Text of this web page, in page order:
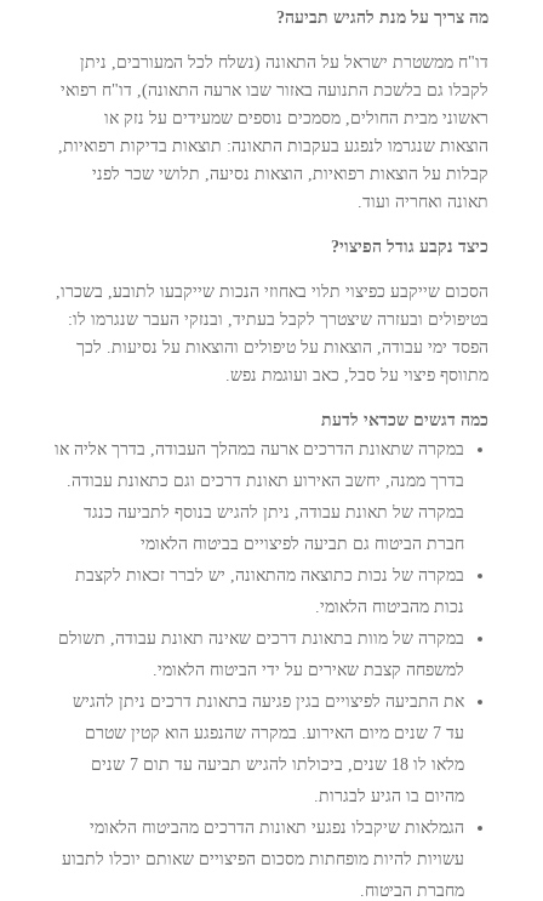
מה צריך על מנת להגיש תביעה?
דו"ח ממשטרת ישראל על התאונה (נשלח לכל המעורבים, ניתן
לקבלו גם בלשכת התנועה באזור שבו ארעה התאונה), דו"ח רפואי
ראשוני מבית החולים, מסמכים נוספים שמעידים על נזק או
הוצאות שנגרמו לנפגע בעקבות התאונה: תוצאות בדיקות רפואיות,
קבלות על הוצאות רפואיות, הוצאות נסיעה, תלושי שכר לפני
תאונה ואחריה ועוד.
כיצד נקבע גודל הפיצוי?
הסכום שייקבע כפיצוי תלוי באחוזי הנכות שייקבעו לתובע, בשכרו,
בטיפולים ובעזרה שיצטרך לקבל בעתיד, ובנזקי העבר שנגרמו לו:
הפסד ימי עבודה, הוצאות על טיפולים והוצאות על נסיעות. לכך
מתווסף פיצוי על סבל, כאב ועוגמת נפש.
כמה דגשים שכדאי לדעת
במקרה שתאונת הדרכים ארעה במהלך העבודה, בדרך אליה או
בדרך ממנה, יחשב האירוע תאונת דרכים וגם כתאונת עבודה.
במקרה של תאונת עבודה, ניתן להגיש בנוסף לתביעה כנגד
חברת הביטוח גם תביעה לפיצויים בביטוח הלאומי
במקרה של נכות כתוצאה מהתאונה, יש לברר זכאות לקצבת
נכות מהביטוח הלאומי.
במקרה של מוות בתאונת דרכים שאינה תאונת עבודה, תשולם
למשפחה קצבת שאירים על ידי הביטוח הלאומי.
את התביעה לפיצויים בגין פגיעה בתאונת דרכים ניתן להגיש
עד 7 שנים מיום האירוע. במקרה שהנפגע הוא קטין שטרם
מלאו לו 18 שנים, ביכולתו להגיש תביעה עד תום 7 שנים
מהיום בו הגיע לבגרות.
הגמלאות שיקבלו נפגעי תאונות הדרכים מהביטוח הלאומי
עשויות להיות מופחתות מסכום הפיצויים שאותם יוכלו לתבוע
מחברת הביטוח.